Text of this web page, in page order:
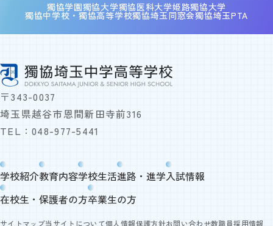
獨協学園獨協大学獨協医科大学姫路獨協大学
獨協中学校・獨協高等学校獨協埼玉同窓会獨協埼玉PTA
〒343-0037
埼玉県越谷市恩間新田寺前316
TEL：048-977-5441
学校紹介教育内容学校生活進路・進学入試情報
在校生・保護者の方卒業生の方
サイトマップ当サイトについて個人情報保護方針お問い合わせ教職員採用情報